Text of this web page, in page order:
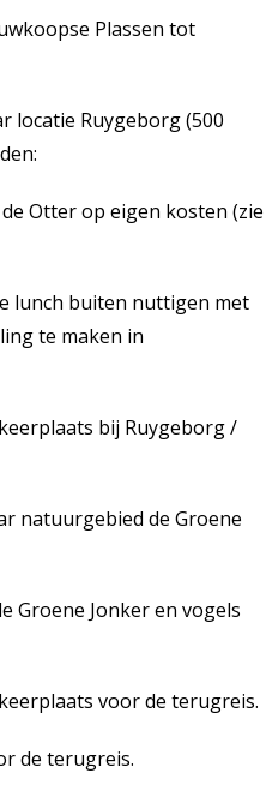
Plassen tot
locatie Ruygeborg (500
Otter op eigen kosten (zie
lunch buiten nuttigen met
te maken in
bij Ruygeborg /
natuurgebied de Groene
Groene Jonker en vogels
voor de terugreis.
de terugreis.